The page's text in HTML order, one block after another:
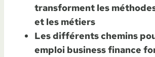
transforment les
et les métiers
Les différents chemins
emploi business finance